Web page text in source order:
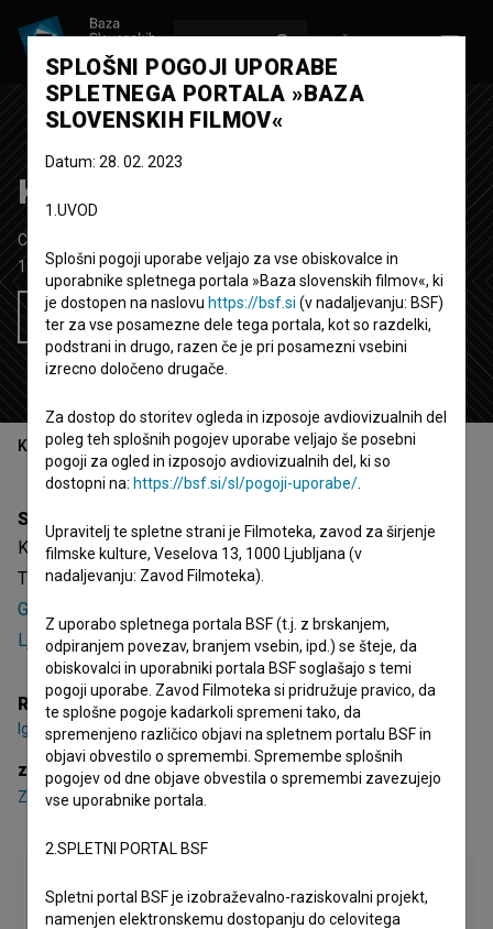
Kati Kustecova
Celovečerna TV igra
1979
Jugoslavija (Slovenija)
Želim si ogledati ta film
Kazalo
Sinopsis
Kati Kustecova je jugoslovanska (slovenska) celovečerna
TV igra. NastopajoZvone Agrež,
Gregorač
Ljubljana.
Režija
Igor Prah
zasedba
Zvone Agrež,Janez Albreht
SPLOŠNI POGOJI UPORABE
SPLETNEGA PORTALA »BAZA
SLOVENSKIH FILMOV«
Datum: 28. 02. 2023
1.UVOD
Splošni pogoji uporabe veljajo za vse obiskovalce in
uporabnike spletnega portala »Baza slovenskih filmov«, ki
je dostopen na naslovu https://bsf.si (v nadaljevanju: BSF)
ter za vse posamezne dele tega portala, kot so razdelki,
podstrani in drugo, razen če je pri posamezni vsebini
izrecno določeno drugače.
Za dostop do storitev ogleda in izposoje avdiovizualnih del
poleg teh splošnih pogojev uporabe veljajo še posebni
pogoji za ogled in izposojo avdiovizualnih del, ki so
dostopni na: https://bsf.si/sl/pogoji-uporabe/
Upravitelj te spletne strani je Filmoteka, zavod za širjenje
filmske kulture, Veselova 13, 1000 Ljubljana (v
nadaljevanju: Zavod Filmoteka).
Z uporabo spletnega portala BSF (t.j. z brskanjem,
odpiranjem povezav, branjem vsebin, ipd.) se šteje, da
obiskovalci in uporabniki portala BSF soglašajo s temi
pogoji uporabe. Zavod Filmoteka si pridružuje pravico, da
te splošne pogoje kadarkoli spremeni tako, da
spremenjeno različico objavi na spletnem portalu BSF in
objavi obvestilo o spremembi. Spremembe splošnih
pogojev od dne objave obvestila o spremembi zavezujejo
vse uporabnike portala.
2.SPLETNI PORTAL BSF
Spletni portal BSF je izobraževalno-raziskovalni projekt,
namenjen elektronskemu dostopanju do celovitega